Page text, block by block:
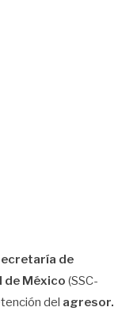
de
de México (SSC-
del agresor.